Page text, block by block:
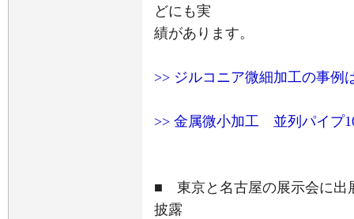
どにも実
績があります。
>> ジルコニア微細加工の事例
>> 金属微小加工 並列パイプ
■ 東京と名古屋の展示会に出
披露